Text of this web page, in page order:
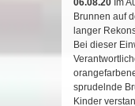
06.08.20 Im
Brunnen auf
langer
Bei dieser
sprudelnde
Kinder